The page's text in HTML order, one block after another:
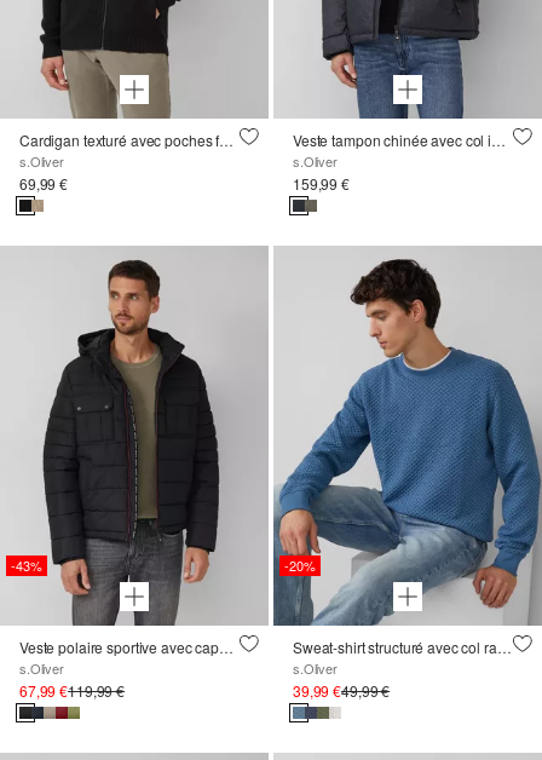
Cardigan texturé avec poches fendues et fermeture éclair
s.Oliver
69,99 €
Veste tampon chinée avec col intérieur amovible en fausse fourrure
s.Oliver
159,99 €
-43%
Veste polaire sportive avec capuche amovible
s.Oliver
67,99 €119,99 €
-20%
Sweat-shirt structuré avec col ras du cou
s.Oliver
39,99 €49,99 €